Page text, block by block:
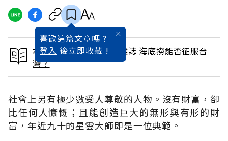
喜歡這篇文章嗎 ?
登入 後立即收藏 !
本文出自 2015 / 5月號雜誌 海底撈能否征服台
灣？
社會上另有極少數受人尊敬的人物。沒有財富，卻
比任何人慷慨；且能創造巨大的無形與有形的財
富，年近九十的星雲大師即是一位典範。